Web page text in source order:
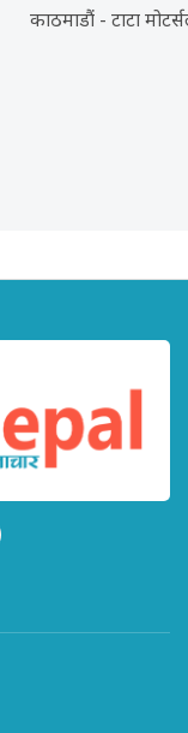
काठमाडौं - टाटा